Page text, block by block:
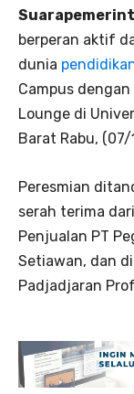
berperan aktif
dunia
Campus
Lounge di
Barat Rabu,
Peresmian
serah terima
Penjualan PT
Setiawan, dan
Padjadjaran